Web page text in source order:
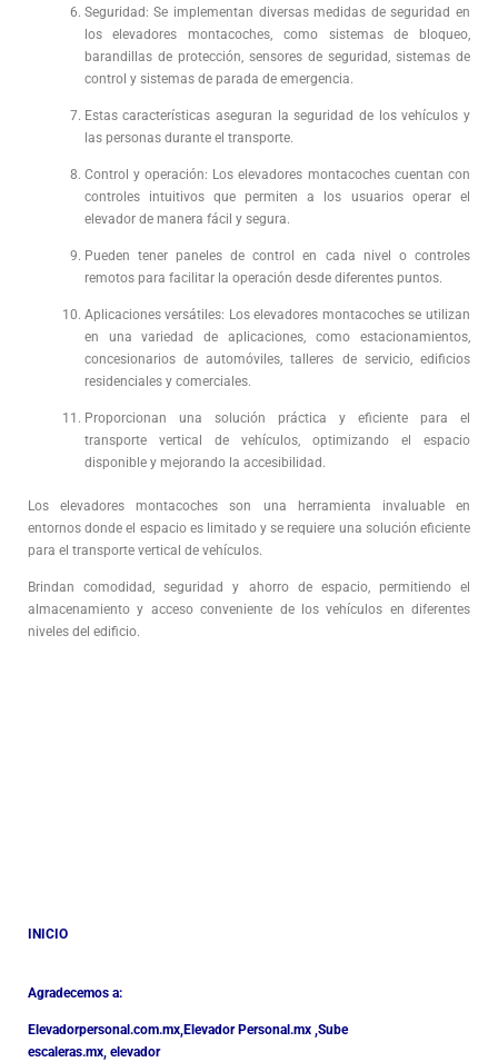
Seguridad: Se implementan diversas medidas de seguridad en
los elevadores montacoches, como sistemas de bloqueo,
barandillas de protección, sensores de seguridad, sistemas de
control y sistemas de parada de emergencia.
Estas características aseguran la seguridad de los vehículos y
las personas durante el transporte.
Control y operación: Los elevadores montacoches cuentan con
controles intuitivos que permiten a los usuarios operar el
elevador de manera fácil y segura.
Pueden tener paneles de control en cada nivel o controles
remotos para facilitar la operación desde diferentes puntos.
Aplicaciones versátiles: Los elevadores montacoches se utilizan
en una variedad de aplicaciones, como estacionamientos,
concesionarios de automóviles, talleres de servicio, edificios
residenciales y comerciales.
Proporcionan una solución práctica y eficiente para el
transporte vertical de vehículos, optimizando el espacio
disponible y mejorando la accesibilidad.
Los elevadores montacoches son una herramienta invaluable en
entornos donde el espacio es limitado y se requiere una solución eficiente
para el transporte vertical de vehículos.
Brindan comodidad, seguridad y ahorro de espacio, permitiendo el
almacenamiento y acceso conveniente de los vehículos en diferentes
niveles del edificio.
INICIO
Agradecemos a:
Elevadorpersonal.com.mx,Elevador Personal.mx ,Sube
escaleras.mx, elevador